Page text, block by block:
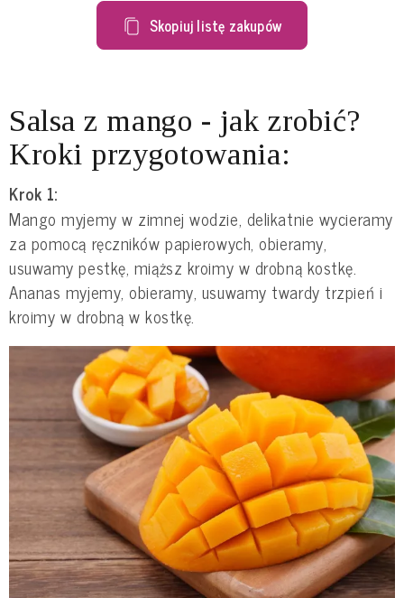
Skopiuj listę zakupów
Salsa z mango - jak zrobić?
Kroki przygotowania:
Krok 1:
Mango myjemy w zimnej wodzie, delikatnie wycieramy
za pomocą ręczników papierowych, obieramy,
usuwamy pestkę, miąższ kroimy w drobną kostkę.
Ananas myjemy, obieramy, usuwamy twardy trzpień i
kroimy w drobną w kostkę.